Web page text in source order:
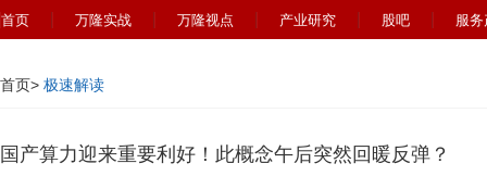
首页 万隆实战 万隆视点 产业研究 股吧 服
首页> 极速解读
国产算力迎来重要利好！此概念午后突然回暖反弹？